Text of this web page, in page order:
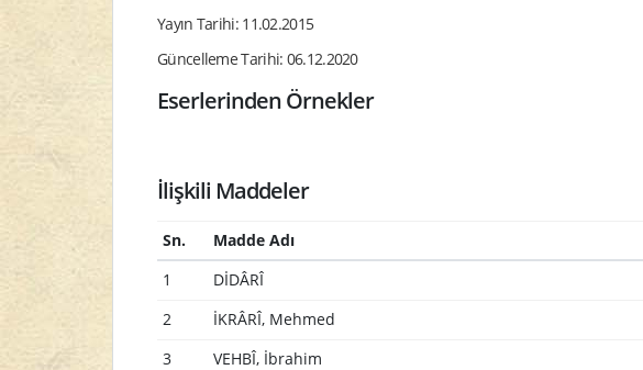
Yayın Tarihi: 11.02.2015
Güncelleme Tarihi: 06.12.2020
Eserlerinden Örnekler
İlişkili Maddeler
Sn. Madde Adı
1
DİDÂRÎ
2 İKRÂRÎ, Mehmed
3 VEHBÎ, İbrahim